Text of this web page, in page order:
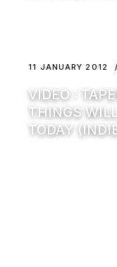
11 JANUARY 2012
VIDEO :
THINGS
TODAY